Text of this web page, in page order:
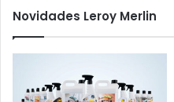
Novidades Leroy Merlin